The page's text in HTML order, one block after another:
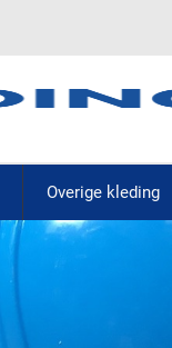
Overige kleding